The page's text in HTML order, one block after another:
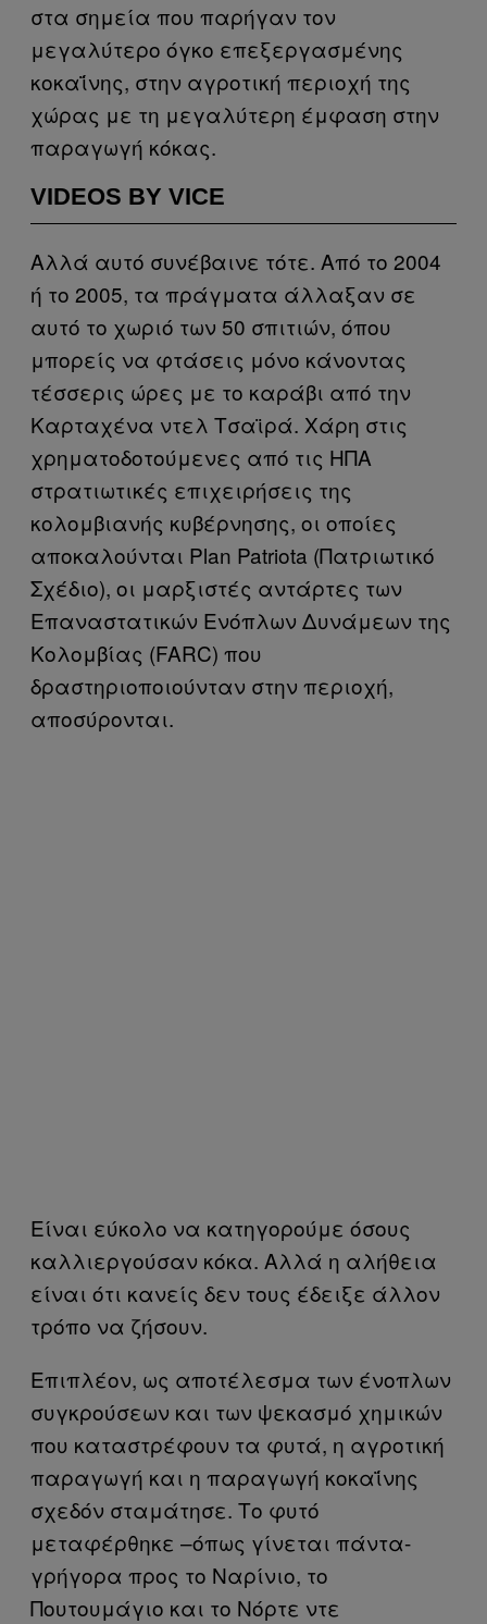
στα σημεία που παρήγαν τον
μεγαλύτερο όγκο επεξεργασμένης
κοκαΐνης, στην αγροτική περιοχή της
χώρας με τη μεγαλύτερη έμφαση στην
παραγωγή κόκας.
VIDEOS BY VICE
Αλλά αυτό συνέβαινε τότε. Από το 2004
ή το 2005, τα πράγματα άλλαξαν σε
αυτό το χωριό των 50 σπιτιών, όπου
μπορείς να φτάσεις μόνο κάνοντας
τέσσερις ώρες με το καράβι από την
Καρταχένα ντελ Τσαϊρά. Χάρη στις
χρηματοδοτούμενες από τις ΗΠΑ
στρατιωτικές επιχειρήσεις της
κολομβιανής κυβέρνησης, οι οποίες
αποκαλούνται Plan Patriota (Πατριωτικό
Σχέδιο), οι μαρξιστές αντάρτες των
Επαναστατικών Ενόπλων Δυνάμεων της
Κολομβίας (FARC) που
δραστηριοποιούνταν στην περιοχή,
αποσύρονται.
Είναι εύκολο να κατηγορούμε όσους
καλλιεργούσαν κόκα. Αλλά η αλήθεια
είναι ότι κανείς δεν τους έδειξε άλλον
τρόπο να ζήσουν.
Επιπλέον, ως αποτέλεσμα των ένοπλων
συγκρούσεων και των ψεκασμό χημικών
που καταστρέφουν τα φυτά, η αγροτική
παραγωγή και η παραγωγή κοκαΐνης
σχεδόν σταμάτησε. Το φυτό
μεταφέρθηκε –όπως γίνεται πάντα-
γρήγορα προς το Ναρίνιο, το
Πουτουμάγιο και το Νόρτε ντε